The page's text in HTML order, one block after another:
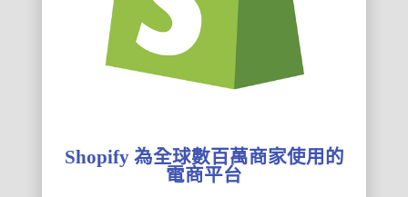
Shopify 為全球數百萬商家使用的
電商平台